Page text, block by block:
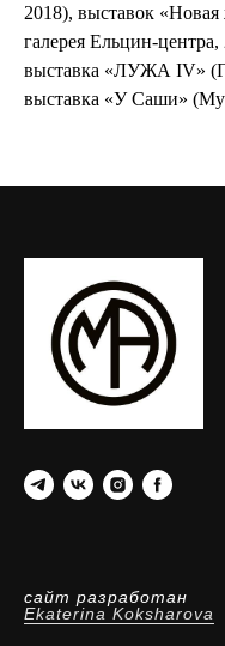
2018), выставок
галерея Ельцин-
выставка «ЛУЖА IV»
выставка «У Саши»
сайт разработан
Ekaterina Koksharova